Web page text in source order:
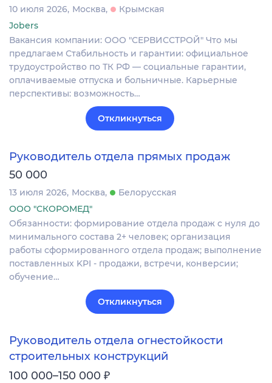
10 июля 2026 Москва
Крымская
Jobers
Вакансия компании: ООО "СЕРВИССТРОЙ" Что мы
предлагаем Стабильность и гарантии: официальное
трудоустройство по ТК РФ — социальные гарантии,
оплачиваемые отпуска и больничные. Карьерные
перспективы: возможность…
Откликнуться
Руководитель отдела прямых продаж
50 000
13 июля 2026 Москва
Белорусская
ООО "СКОРОМЕД"
Обязанности: формирование отдела продаж с нуля до
минимального состава 2+ человек; организация
работы сформированного отдела продаж; выполнение
поставленных KPI - продажи, встречи, конверсии;
обучение…
Откликнуться
Руководитель отдела огнестойкости
строительных конструкций
100 000–150 000 ₽